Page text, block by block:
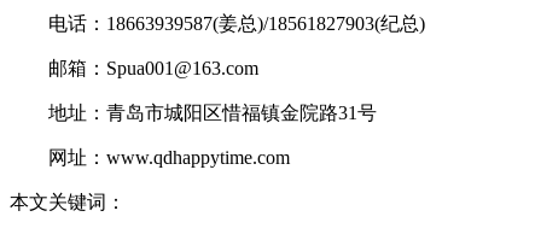
电话：18663939587(姜总)/18561827903(纪总)
邮箱：Spua001@163.com
地址：青岛市城阳区惜福镇金院路31号
网址：www.qdhappytime.com
本文关键词：